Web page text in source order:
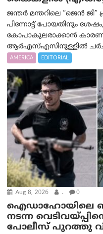
ജന്തർ മന്തറിലെ “ജെൻ
പിന്നോട്ട് പോയതിനും
കോപാകുലരാക്കാൻ
ആർ‌എസ്‌എസിനുള്ളിൽ
AMERICA EDITORIAL
Aug 8, 2026 . 0
ഐഡാഹോയിലെ
നടന്ന
പോലീസ് പുറത്തു